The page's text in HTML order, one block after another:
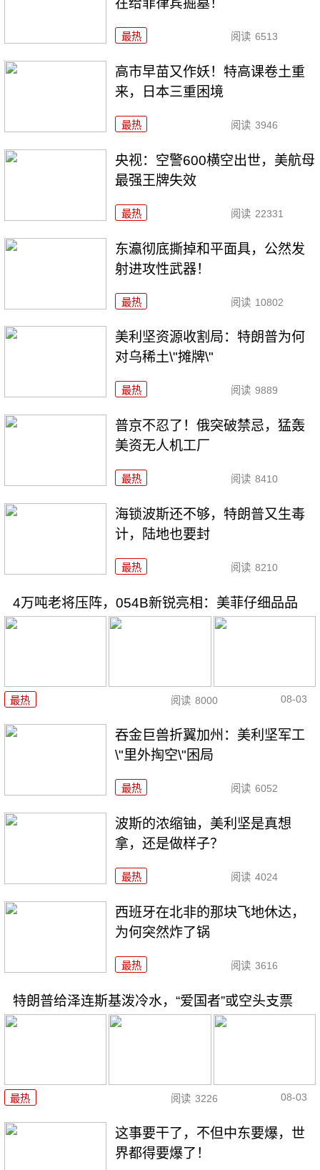
在给菲律宾掘墓！
最热 阅读 6513
高市早苗又作妖！特高课卷土重
来，日本三重困境
最热 阅读 3946
央视：空警600横空出世，美航母
最强王牌失效
最热 阅读 22331
东瀛彻底撕掉和平面具，公然发
射进攻性武器！
最热 阅读 10802
美利坚资源收割局：特朗普为何
对乌稀土\"摊牌\"
最热 阅读 9889
普京不忍了！俄突破禁忌，猛轰
美资无人机工厂
最热 阅读 8410
海锁波斯还不够，特朗普又生毒
计，陆地也要封
最热 阅读 8210
4万吨老将压阵，054B新锐亮相：美菲仔细品品
最热 阅读 8000 08-03
吞金巨兽折翼加州：美利坚军工
\"里外掏空\"困局
最热 阅读 6052
波斯的浓缩铀，美利坚是真想
拿，还是做样子？
最热 阅读 4024
西班牙在北非的那块飞地休达，
为何突然炸了锅
最热 阅读 3616
特朗普给泽连斯基泼冷水，“爱国者”或空头支票
最热 阅读 3226 08-03
这事要干了，不但中东要爆，世
界都得要爆了！